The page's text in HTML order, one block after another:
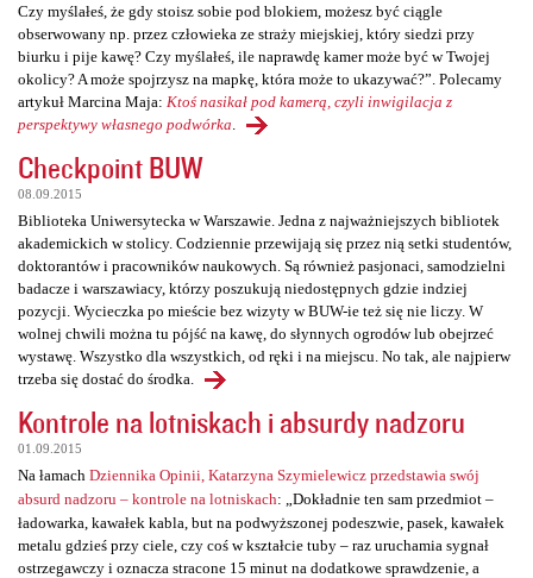
Czy myślałeś, że gdy stoisz sobie pod blokiem, możesz być ciągle
obserwowany np. przez człowieka ze straży miejskiej, który siedzi przy
biurku i pije kawę? Czy myślałeś, ile naprawdę kamer może być w Twojej
okolicy? A może spojrzysz na mapkę, która może to ukazywać?”. Polecamy
artykuł Marcina Maja: Ktoś nasikał pod kamerą, czyli inwigilacja z
perspektywy własnego podwórka
Checkpoint BUW
08.09.2015
Biblioteka Uniwersytecka w Warszawie. Jedna z najważniejszych bibliotek
akademickich w stolicy. Codziennie przewijają się przez nią setki studentów,
doktorantów i pracowników naukowych. Są również pasjonaci, samodzielni
badacze i warszawiacy, którzy poszukują niedostępnych gdzie indziej
pozycji. Wycieczka po mieście bez wizyty w BUW-ie też się nie liczy. W
wolnej chwili można tu pójść na kawę, do słynnych ogrodów lub obejrzeć
wystawę. Wszystko dla wszystkich, od ręki i na miejscu. No tak, ale najpierw
trzeba się dostać do środka.
Kontrole na lotniskach i absurdy nadzoru
01.09.2015
Na łamach Dziennika Opinii, Katarzyna Szymielewicz przedstawia swój
absurd nadzoru – kontrole na lotniskach: „Dokładnie ten sam przedmiot –
ładowarka, kawałek kabla, but na podwyższonej podeszwie, pasek, kawałek
metalu gdzieś przy ciele, czy coś w kształcie tuby – raz uruchamia sygnał
ostrzegawczy i oznacza stracone 15 minut na dodatkowe sprawdzenie, a